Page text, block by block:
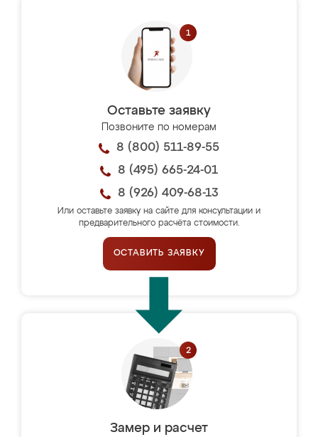
Оставьте заявку
Позвоните по номерам
8 (800) 511-89-55
8 (495) 665-24-01
8 (926) 409-68-13
Или оставьте заявку на сайте для консультации и
предварительного расчёта стоимости.
ОСТАВИТЬ ЗАЯВКУ
Замер и расчет